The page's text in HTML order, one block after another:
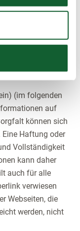
teil.
(im folgenden
auf
können sich
Haftung oder
Vollständigkeit
kann daher
auch für alle
verwiesen
Webseiten, die
werden, nicht